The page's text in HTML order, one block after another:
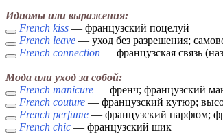
Идиомы или выражения:
French kiss — французский поцелуй
French leave — уход без разрешения;
French connection — французская связь
Мода или уход за собой:
French manicure — френч; французский
French couture — французский кутюр;
French perfume — французский парфюм;
French chic — французский шик